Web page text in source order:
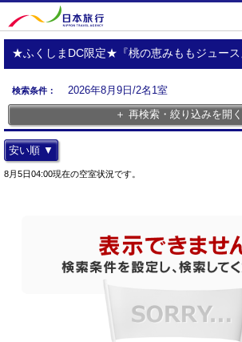
★ふくしまDC限定★『桃の恵みももジュース
検索条件：
2026年8月9日/2名1室
＋ 再検索・絞り込みを開く
安い順 ▼
8月5日04:00現在の空室状況です。